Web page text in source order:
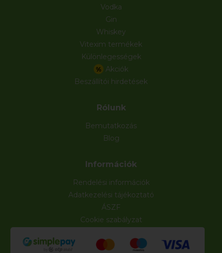
Vodka
Gin
Whiskey
Vitexim termékek
Különlegességek
% Akciók
Beszállítói hirdetések
Rólunk
Bemutatkozás
Blog
Információk
Rendelési információk
Adatkezelési tájékoztató
ÁSZF
Cookie szabályzat